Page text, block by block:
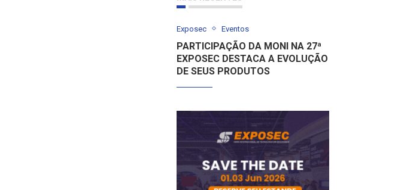
Exposec Eventos
PARTICIPAÇÃO DA MONI NA 27ª
EXPOSEC DESTACA A EVOLUÇÃO
DE SEUS PRODUTOS